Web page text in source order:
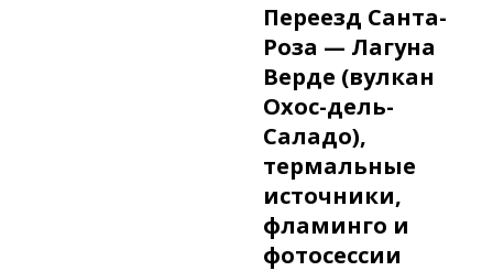
Переезд Санта-
Роза — Лагуна
Верде (вулкан
Охос-дель-
Саладо),
термальные
источники,
фламинго и
фотосессии